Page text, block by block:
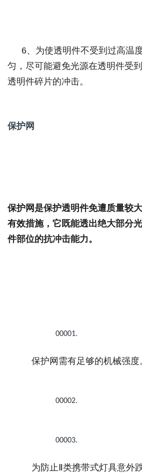
6、为使透明件不受到过高温
匀，尽可能避免光源在透明件受
透明件碎片的冲击。
保护网
保护网是保护透明件免遭质量较
有效措施，它既能透出绝大部分
件部位的抗冲击能力。
00001.
保护网需有足够的机械强度
00002.
00003.
为防止Ⅱ类携带式灯具意外